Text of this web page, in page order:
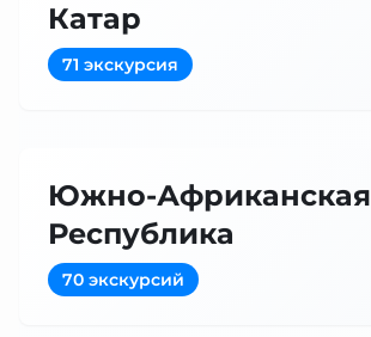
Катар
71 экскурсия
Южно-Африканская
Республика
70 экскурсий